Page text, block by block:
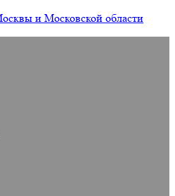
и Московской области